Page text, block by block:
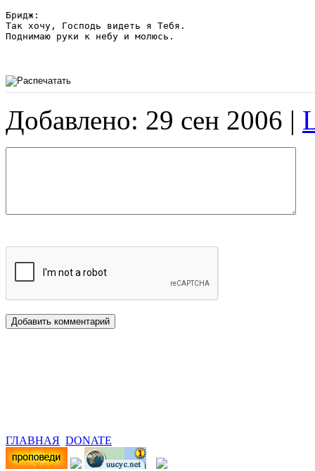
Бридж:
Так хочу, Господь видеть я Тебя.
Поднимаю руки к небу и молюсь.
Добавлено: 29 сен 2006 |
ГЛАВНАЯ DONATE